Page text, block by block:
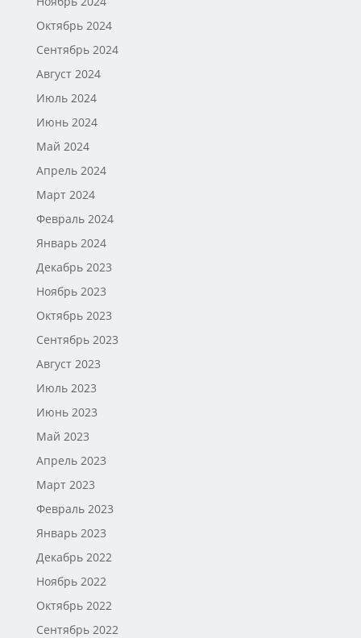
Октябрь 2024
Сентябрь 2024
Август 2024
Июль 2024
Июнь 2024
Май 2024
Апрель 2024
Март 2024
Февраль 2024
Январь 2024
Декабрь 2023
Ноябрь 2023
Октябрь 2023
Сентябрь 2023
Август 2023
Июль 2023
Июнь 2023
Май 2023
Апрель 2023
Март 2023
Февраль 2023
Январь 2023
Декабрь 2022
Ноябрь 2022
Октябрь 2022
Сентябрь 2022